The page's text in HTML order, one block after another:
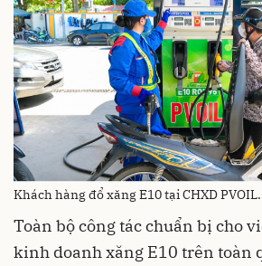
Khách hàng đổ xăng E10 tại CHXD PVOIL.
Toàn bộ công tác chuẩn bị cho
kinh doanh xăng E10 trên toàn